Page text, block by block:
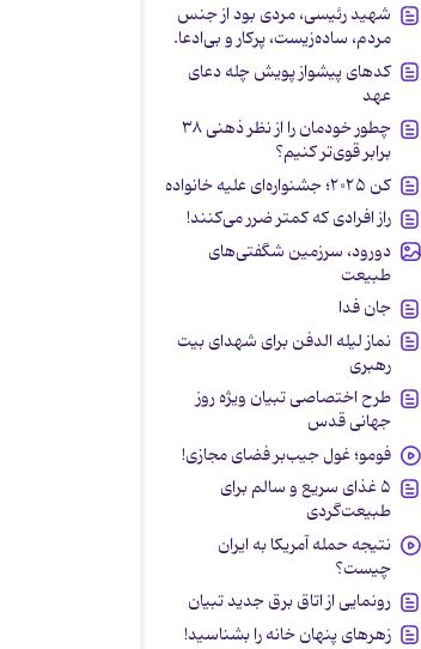
شهید رئیسی، مردی بود از جنس
مردم، ساده‌زیست، پرکار و بی‌ادعا.
کدهای پیشواز پویش چله دعای
عهد
چطور خودمان را از نظر ذهنی ۳۸
برابر قوی‌تر کنیم؟
کن ۲۰۲۵؛ جشنواره‌ای علیه خانواده
راز افرادی که کمتر ضرر می‌کنند!
دورود، سرزمین شگفتی‌های
طبیعت
جان فدا
نماز لیله الدفن برای شهدای بیت
رهبری
طرح اختصاصی تبیان ویژه روز
جهانی قدس
فومو؛ غول جیب‌بر فضای مجازی!
۵ غذای سریع و سالم برای
طبیعت‌گردی
نتیجه حمله آمریکا به ایران
چیست؟
رونمایی از اتاق برق جدید تبیان
زهرهای پنهان خانه را بشناسید!